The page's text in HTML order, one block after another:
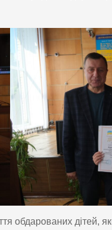
обдарованих дітей,